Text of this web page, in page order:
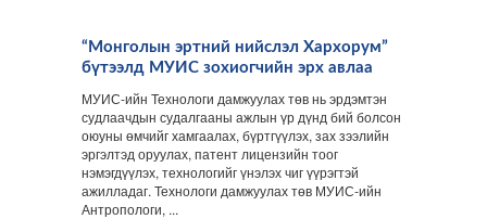
“Монголын эртний нийслэл Хархорум”
бүтээлд МУИС зохиогчийн эрх авлаа
МУИС-ийн Технологи дамжуулах төв нь эрдэмтэн
судлаачдын судалгааны ажлын үр дүнд бий болсон
оюуны өмчийг хамгаалах, бүртгүүлэх, зах зээлийн
эргэлтэд оруулах, патент лицензийн тоог
нэмэгдүүлэх, технологийг үнэлэх чиг үүрэгтэй
ажилладаг. Технологи дамжуулах төв МУИС-ийн
Антропологи, ...